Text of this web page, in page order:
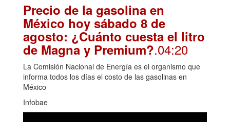
Precio de la gasolina en
México hoy sábado 8 de
agosto: ¿Cuánto cuesta el litro
de Magna y Premium?.04:20
La Comisión Nacional de Energía es el organismo que
informa todos los días el costo de las gasolinas en
México
Infobae